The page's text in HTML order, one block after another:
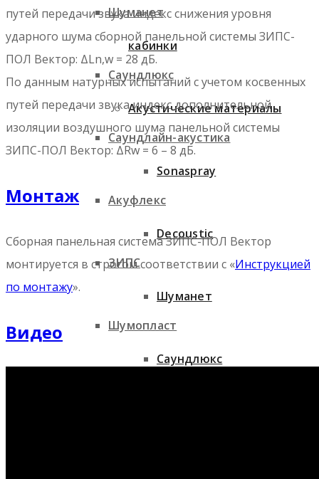
Шуманет
Саундлюкс
Саундлайн-акустика
Акуфлекс
ЗИПС
Шумопласт
кабинки
Акустические материалы
Sonaspray
Decoustic
Шуманет
Саундлюкс
путей передачи звука индекс снижения уровня
ударного шума сборной панельной системы ЗИПС-
ПОЛ Вектор: ΔLn,w = 28 дБ.
По данным натурных испытаний с учетом косвенных
путей передачи звука индекс дополнительной
изоляции воздушного шума панельной системы
ЗИПС-ПОЛ Вектор: ΔRw = 6 – 8 дБ.
Монтаж
Сборная панельная система ЗИПС-ПОЛ Вектор
монтируется в строгом соответствии с «Инструкцией
по монтажу».
Видео